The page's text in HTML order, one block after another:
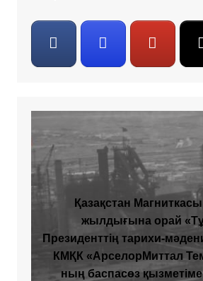
Қазақстан
жылдығына орай
Президенттің тарихи-
КМҚК «АрселорМиттал
ның баспасөз